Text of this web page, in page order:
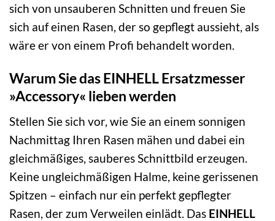
sich von unsauberen Schnitten und freuen Sie
sich auf einen Rasen, der so gepflegt aussieht, als
wäre er von einem Profi behandelt worden.
Warum Sie das EINHELL Ersatzmesser
»Accessory« lieben werden
Stellen Sie sich vor, wie Sie an einem sonnigen
Nachmittag Ihren Rasen mähen und dabei ein
gleichmäßiges, sauberes Schnittbild erzeugen.
Keine ungleichmäßigen Halme, keine gerissenen
Spitzen – einfach nur ein perfekt gepflegter
Rasen, der zum Verweilen einlädt. Das EINHELL